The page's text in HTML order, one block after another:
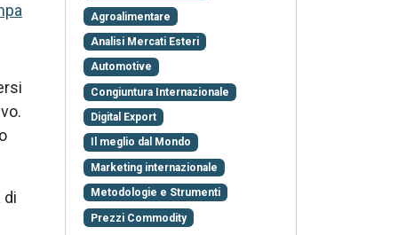
di
Agroalimentare
Analisi Mercati Esteri
Automotive
Congiuntura Internazionale
Digital Export
Il meglio dal Mondo
Marketing internazionale
Metodologie e Strumenti
Prezzi Commodity